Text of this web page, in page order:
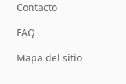
Contacto
FAQ
Mapa del sitio